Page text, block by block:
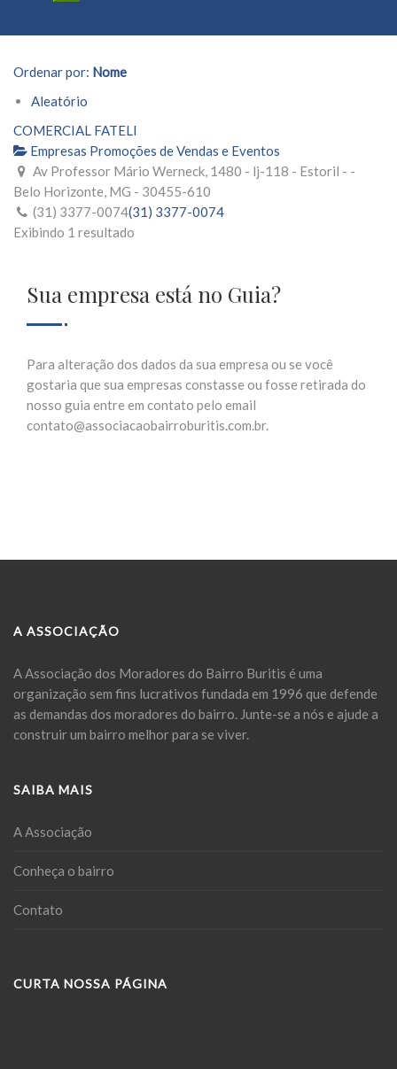
Ordenar por: Nome
Aleatório
COMERCIAL FATELI
Empresas Promoções de Vendas e Eventos
Av Professor Mário Werneck, 1480 - lj-118 - Estoril - -
Belo Horizonte, MG - 30455-610
(31) 3377-0074(31) 3377-0074
Exibindo 1 resultado
Sua empresa está no Guia?
Para alteração dos dados da sua empresa ou se você
gostaria que sua empresas constasse ou fosse retirada do
nosso guia entre em contato pelo email
contato@associacaobairroburitis.com.br.
A ASSOCIAÇÃO
A Associação dos Moradores do Bairro Buritis é uma
organização sem fins lucrativos fundada em 1996 que defende
as demandas dos moradores do bairro. Junte-se a nós e ajude a
construir um bairro melhor para se viver.
SAIBA MAIS
A Associação
Conheça o bairro
Contato
CURTA NOSSA PÁGINA